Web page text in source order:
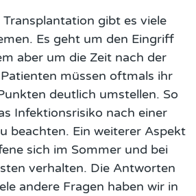
gibt es viele
Es geht um den Eingriff
aber um die Zeit nach der
müssen oftmals ihr
deutlich umstellen. So
Infektionsrisiko nach einer
beachten. Ein weiterer Aspekt
sich im Sommer und bei
verhalten. Die Antworten
andere Fragen haben wir in